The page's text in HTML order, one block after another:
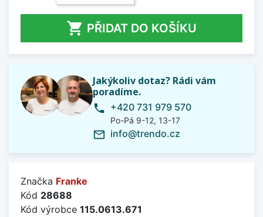
 PŘIDAT DO KOŠÍKU
Jakýkoliv dotaz? Rádi vám
poradíme.
phone +420 731 979 570
Po-Pá 9-12, 13-17
mail_outline info@trendo.cz
Značka Franke
Kód 28688
Kód výrobce 115.0613.671